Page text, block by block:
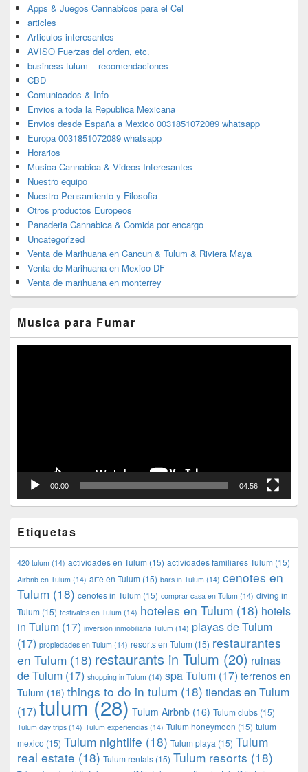
Apps & Juegos Cannabicos para el Cel
articles
Articulos interesantes
AVISO Fuerzas del orden, etc.
business tulum – recomendaciones
CBD
Comunicados & Info
Envios a toda la Republica Mexicana
Envios desde España a Mexico 0031851072089 whatsapp
Europa 0031851072089 whatsapp
Horarios
Musica Cannabica & Videos Interesantes
Nuestro equipo
Nuestro Pensamiento y Filosofia
Otros productos Europeos
Panaderia Cannabica & Comida por encargo
Uncategorized
Venta de Marihuana en Cancun & Tulum & Riviera Maya
Venta de Marihuana en Mexico DF
Venta de marihuana en monterrey
Musica para Fumar
00:00 04:56
Etiquetas
420 tulum (14) actividades en Tulum (15) actividades familiares Tulum (15)
Airbnb en Tulum (14) arte en Tulum (15) bars in Tulum (14) cenotes en
Tulum (18) cenotes in Tulum (15) comprar casa en Tulum (14) diving in
Tulum (15) festivales en Tulum (14) hoteles en Tulum (18) hotels
in Tulum (17) inversión inmobiliaria Tulum (14) playas de Tulum
(17) propiedades en Tulum (14) resorts en Tulum (15) restaurantes
en Tulum (18) restaurants in Tulum (20) ruinas
de Tulum (17) shopping in Tulum (14) spa Tulum (17) terrenos en
Tulum (16) things to do in tulum (18) tiendas en Tulum
(17) tulum(28) Tulum Airbnb (16) Tulum clubs (15)
Tulum day trips (14) Tulum experiencias (14) Tulum honeymoon (15) tulum
mexico (15) Tulum nightlife (18) Tulum playa (15) Tulum
real estate (18) Tulum rentals (15) Tulum resorts (18)